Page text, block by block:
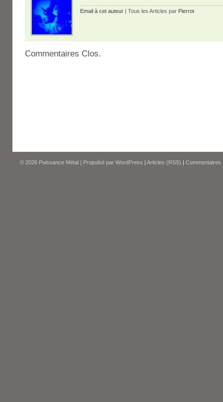
Email à cet auteur | Tous les Articles par Pierrot
Commentaires Clos.
© 2026 Puissance Métal | Propulsé par WordPress | Articles (RSS) | Commentaires